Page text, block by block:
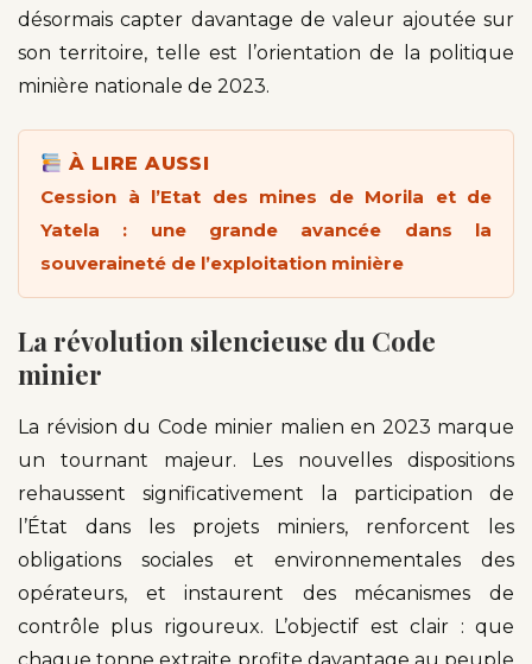
désormais capter davantage de valeur ajoutée sur
son territoire, telle est l’orientation de la politique
minière nationale de 2023.
À LIRE AUSSI
Cession à l’Etat des mines de Morila et de
Yatela : une grande avancée dans la
souveraineté de l’exploitation minière
La révolution silencieuse du Code
minier
La révision du Code minier malien en 2023 marque
un tournant majeur. Les nouvelles dispositions
rehaussent significativement la participation de
l’État dans les projets miniers, renforcent les
obligations sociales et environnementales des
opérateurs, et instaurent des mécanismes de
contrôle plus rigoureux. L’objectif est clair : que